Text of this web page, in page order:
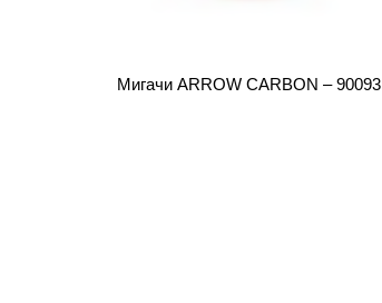
Мигачи ARROW CARBON – 90093